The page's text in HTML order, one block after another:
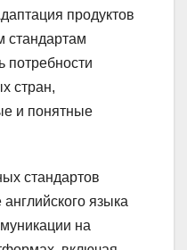
продуктов
стандартам
потребности
стран,
и понятные
стандартов
языка
на